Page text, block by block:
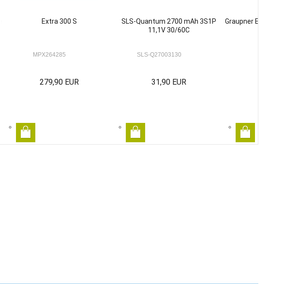
Extra 300 S
MPX264285
279,90 EUR
SLS-Quantum 2700 mAh 3S1P
11,1V 30/60C
SLS-Q27003130
31,90 EUR
Graupner Empfänger